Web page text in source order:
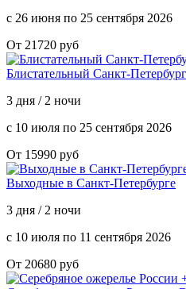
с 26 июня по 25 сентября 2026
От 21720 руб
Блистательный Санкт-Петербург
3 дня / 2 ночи
с 10 июля по 25 сентября 2026
От 15990 руб
Выходные в Санкт-Петербурге
3 дня / 2 ночи
с 10 июля по 11 сентября 2026
От 20680 руб